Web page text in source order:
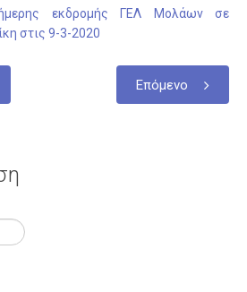
Θεμάτων
εκδρομής ΓΕΛ Μολάων σε
στις 9-3-2020
Επόμενο